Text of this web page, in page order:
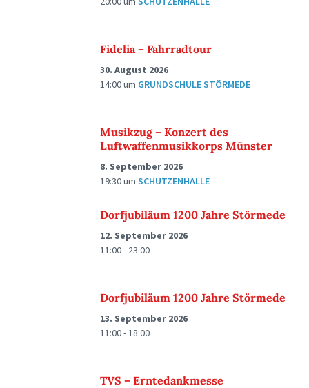
Fidelia – Fahrradtour
30. August 2026
14:00um GRUNDSCHULE STÖRMEDE
Musikzug – Konzert des
Luftwaffenmusikkorps Münster
8. September 2026
19:30um SCHÜTZENHALLE
Dorfjubiläum 1200 Jahre Störmede
12. September 2026
11:00 - 23:00
Dorfjubiläum 1200 Jahre Störmede
13. September 2026
11:00 - 18:00
TVS – Erntedankmesse